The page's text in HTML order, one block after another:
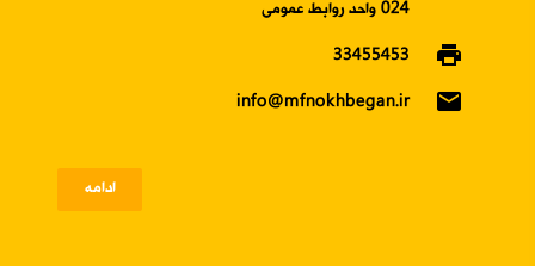
024 واحد روابط عمومی
print
33455453
email
info@mfnokhbegan.ir
ادامه